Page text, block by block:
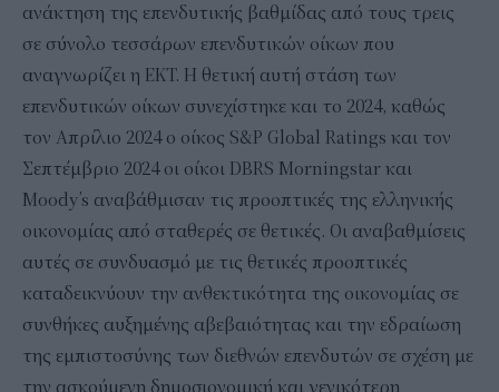
ανάκτηση της επενδυτικής βαθμίδας από τους τρεις
σε σύνολο τεσσάρων επενδυτικών οίκων που
αναγνωρίζει η ΕΚΤ. Η θετική αυτή στάση των
επενδυτικών οίκων συνεχίστηκε και το 2024, καθώς
τον Απρίλιο 2024 ο οίκος S&P Global Ratings και τον
Σεπτέμβριο 2024 οι οίκοι DBRS Morningstar και
Moody’s αναβάθμισαν τις προοπτικές της ελληνικής
οικονομίας από σταθερές σε θετικές. Οι αναβαθμίσεις
αυτές σε συνδυασμό με τις θετικές προοπτικές
καταδεικνύουν την ανθεκτικότητα της οικονομίας σε
συνθήκες αυξημένης αβεβαιότητας και την εδραίωση
της εμπιστοσύνης των διεθνών επενδυτών σε σχέση με
την ασκούμενη δημοσιονομική και γενικότερη